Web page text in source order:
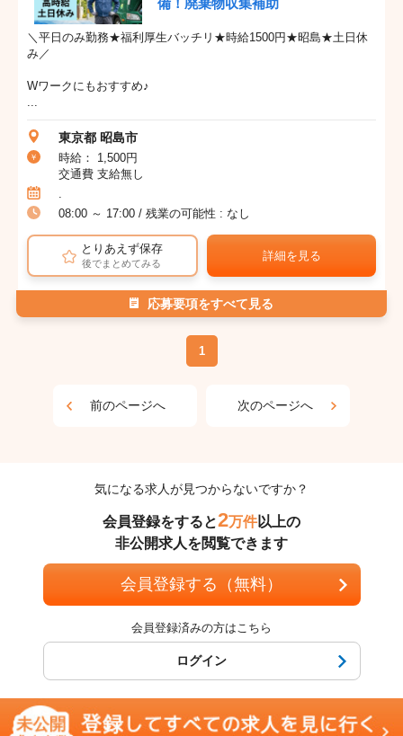
備！廃棄物収集補助
＼平日のみ勤務★福利厚生バッチリ★時給1500円★昭島★土日休
み／
Wワークにもおすすめ♪
...
東京都 昭島市
時給： 1,500円
交通費 支給無し
.
08:00 ～ 17:00 / 残業の可能性 : なし
とりあえず保存
後でまとめてみる
詳細を見る
応募要項をすべて見る
1
前のページへ 次のページへ
気になる求人が見つからないですか？
会員登録をすると2万件以上の
非公開求人を閲覧できます
会員登録する（無料）
会員登録済みの方はこちら
ログイン